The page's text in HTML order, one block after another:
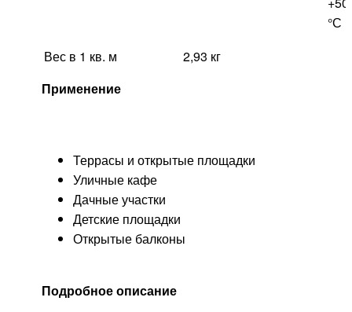
°С
Вес в 1 кв. м
2,93 кг
Применение
Террасы и открытые площадки
Уличные кафе
Дачные участки
Детские площадки
Открытые балконы
Подробное описание